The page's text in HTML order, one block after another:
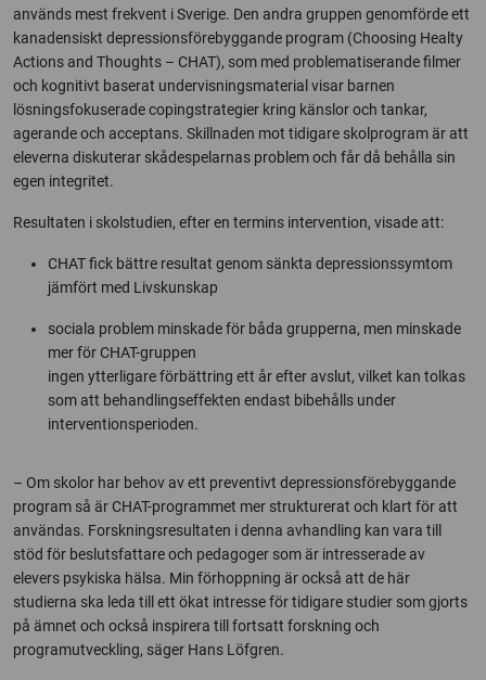
används mest frekvent i Sverige. Den andra gruppen genomförde ett
kanadensiskt depressionsförebyggande program (Choosing Healty
Actions and Thoughts – CHAT), som med problematiserande filmer
och kognitivt baserat undervisningsmaterial visar barnen
lösningsfokuserade copingstrategier kring känslor och tankar,
agerande och acceptans. Skillnaden mot tidigare skolprogram är att
eleverna diskuterar skådespelarnas problem och får då behålla sin
egen integritet.
Resultaten i skolstudien, efter en termins intervention, visade att:
CHAT fick bättre resultat genom sänkta depressionssymtom
jämfört med Livskunskap
sociala problem minskade för båda grupperna, men minskade
mer för CHAT-gruppen
ingen ytterligare förbättring ett år efter avslut, vilket kan tolkas
som att behandlingseffekten endast bibehålls under
interventionsperioden.
– Om skolor har behov av ett preventivt depressionsförebyggande
program så är CHAT-programmet mer strukturerat och klart för att
användas. Forskningsresultaten i denna avhandling kan vara till
stöd för beslutsfattare och pedagoger som är intresserade av
elevers psykiska hälsa. Min förhoppning är också att de här
studierna ska leda till ett ökat intresse för tidigare studier som gjorts
på ämnet och också inspirera till fortsatt forskning och
programutveckling, säger Hans Löfgren.